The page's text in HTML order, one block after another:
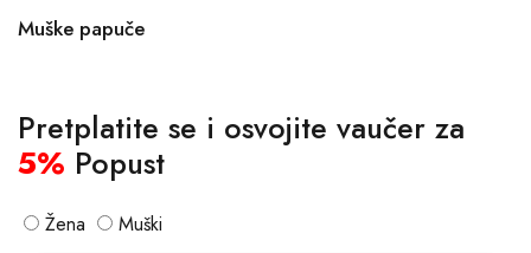
Muške papuče
Pretplatite se i osvojite vaučer za
5% Popust
Žena Muški